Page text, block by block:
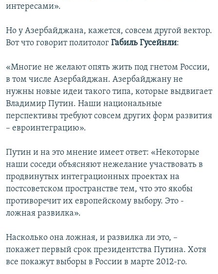
интересами».
Но у Азербайджана, кажется, совсем другой вектор.
Вот что говорит политолог Габиль Гусейнли:
«Многие не желают опять жить под гнетом России,
в том числе Азербайджан. Азербайджану не
нужны новые идеи такого типа, которые выдвигает
Владимир Путин. Наши национальные
перспективы требуют совсем других форм развития
– евроинтеграцию».
Путин и на это мнение имеет ответ: «Некоторые
наши соседи объясняют нежелание участвовать в
продвинутых интеграционных проектах на
постсоветском пространстве тем, что это якобы
противоречит их европейскому выбору. Это -
ложная развилка».
Насколько она ложная, и развилка ли это, –
покажет первый срок президентства Путина. Хотя
все покажут выборы в России в марте 2012-го.